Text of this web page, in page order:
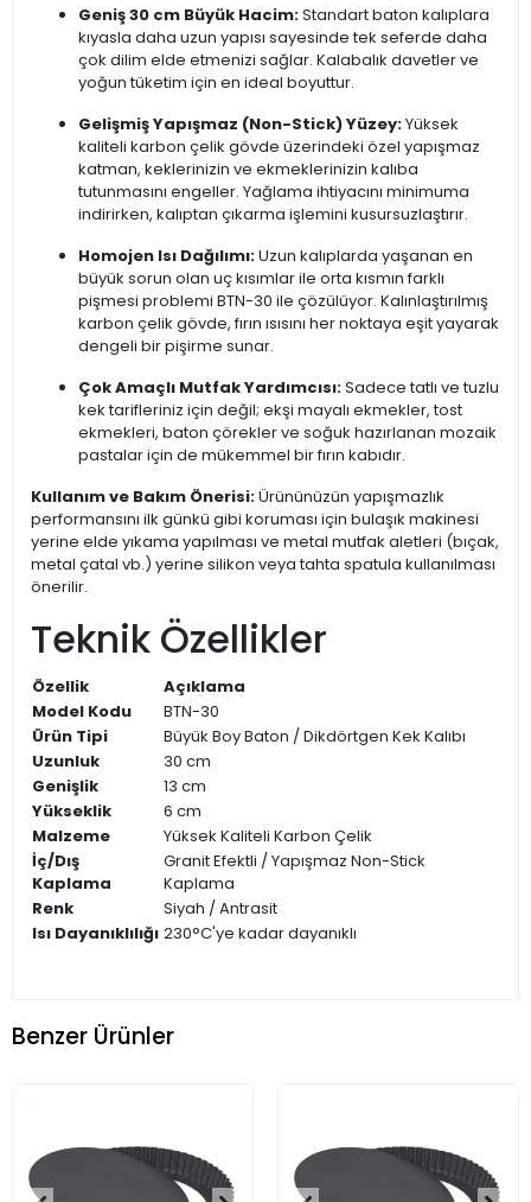
Geniş 30 cm Büyük Hacim:Standart baton kalıplara
kıyasla daha uzun yapısı sayesinde tek seferde daha
çok dilim elde etmenizi sağlar. Kalabalık davetler ve
yoğun tüketim için en ideal boyuttur.
Gelişmiş Yapışmaz (Non-Stick) Yüzey:Yüksek
kaliteli karbon çelik gövde üzerindeki özel yapışmaz
katman, keklerinizin ve ekmeklerinizin kalıba
tutunmasını engeller. Yağlama ihtiyacını minimuma
indirirken, kalıptan çıkarma işlemini kusursuzlaştırır.
Homojen Isı Dağılımı:Uzun kalıplarda yaşanan en
büyük sorun olan uç kısımlar ile orta kısmın farklı
pişmesi problemi BTN-30 ile çözülüyor. Kalınlaştırılmış
karbon çelik gövde, fırın ısısını her noktaya eşit yayarak
dengeli bir pişirme sunar.
Çok Amaçlı Mutfak Yardımcısı:Sadece tatlı ve tuzlu
kek tarifleriniz için değil; ekşi mayalı ekmekler, tost
ekmekleri, baton çörekler ve soğuk hazırlanan mozaik
pastalar için de mükemmel bir fırın kabıdır.
Kullanım ve Bakım Önerisi:Ürününüzün yapışmazlık
performansını ilk günkü gibi koruması için bulaşık makinesi
yerine elde yıkama yapılması ve metal mutfak aletleri (bıçak,
metal çatal vb.) yerine silikon veya tahta spatula kullanılması
önerilir.
Teknik Özellikler
Özellik
Açıklama
Model Kodu
BTN-30
Ürün Tipi
Büyük Boy Baton / Dikdörtgen Kek Kalıbı
Uzunluk
30 cm
Genişlik
13 cm
Yükseklik
6 cm
Malzeme
Yüksek Kaliteli Karbon Çelik
İç/Dış
Kaplama
Granit Efektli / Yapışmaz Non-Stick
Kaplama
Renk
Siyah / Antrasit
Isı Dayanıklılığı 230°C'ye kadar dayanıklı
Benzer Ürünler